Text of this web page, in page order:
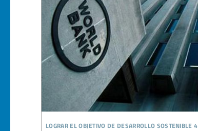
lograr el objetivo de desarrollo sostenible 4